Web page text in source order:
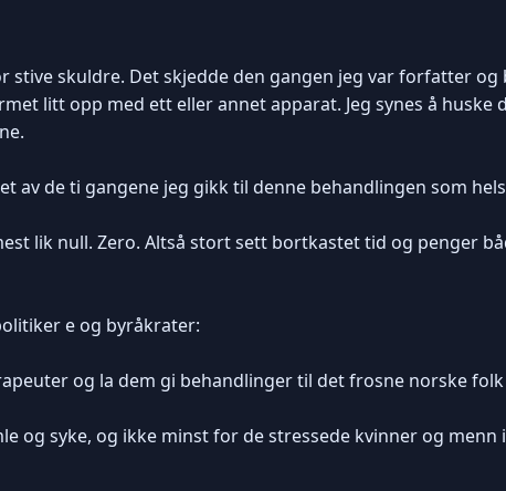
stive skuldre. Det skjedde den gangen jeg var forfatter og
litt opp med ett eller annet apparat. Jeg synes å huske
av de ti gangene jeg gikk til denne behandlingen som
lik null. Zero. Altså stort sett bortkastet tid og penger
e og byråkrater:
og la dem gi behandlinger til det frosne norske
og syke, og ikke minst for de stressede kvinner og menn